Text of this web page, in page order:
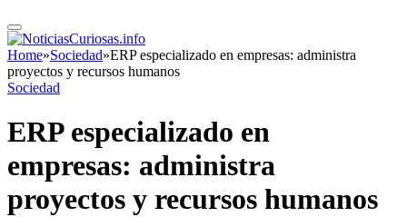
Home»Sociedad»ERP especializado en empresas: administra
proyectos y recursos humanos
Sociedad
ERP especializado en
empresas: administra
proyectos y recursos humanos